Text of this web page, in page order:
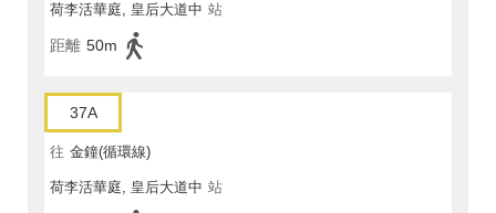
荷李活華庭, 皇后大道中 站
距離 50m
37A
往 金鐘(循環線)
荷李活華庭, 皇后大道中 站